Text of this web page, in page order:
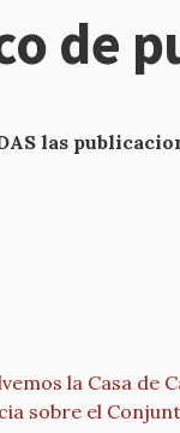
de
las
la Casa de
sobre el